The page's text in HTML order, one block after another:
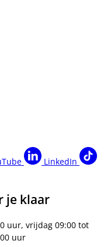
LinkedIn
je klaar
uur, vrijdag 09:00 tot
uur